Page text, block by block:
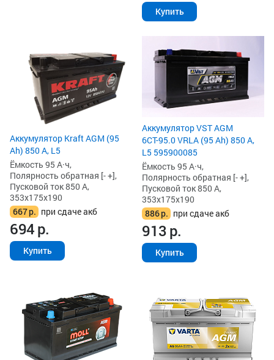
Купить
Аккумулятор Kraft AGM (95
Ah) 850 А, L5
Ёмкость 95 А·ч,
Полярность обратная [- +],
Пусковой ток 850 А,
353x175x190
667р. при сдаче акб
694р.
Купить
Аккумулятор VST AGM
6СТ-95.0 VRLA (95 Ah) 850 А,
L5 595900085
Ёмкость 95 А·ч,
Полярность обратная [- +],
Пусковой ток 850 А,
353x175x190
886р. при сдаче акб
913р.
Купить